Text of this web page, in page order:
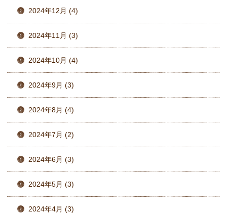
2024年12月 (4)
2024年11月 (3)
2024年10月 (4)
2024年9月 (3)
2024年8月 (4)
2024年7月 (2)
2024年6月 (3)
2024年5月 (3)
2024年4月 (3)